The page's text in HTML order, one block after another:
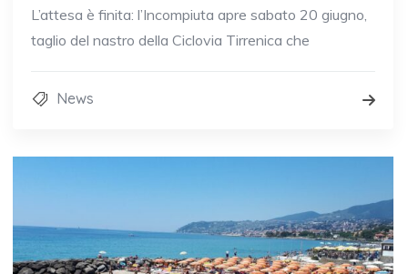
L’attesa è finita: l’Incompiuta apre sabato 20 giugno,
taglio del nastro della Ciclovia Tirrenica che
News